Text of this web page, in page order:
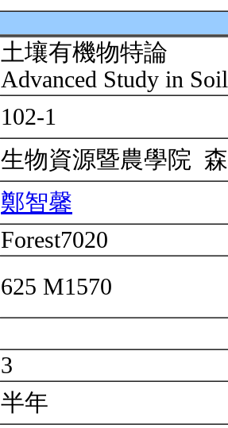
土壤有機物特論
Advanced Study in
102-1
生物資源暨農學院
鄭智馨
Forest7020
625 M1570
3
半年